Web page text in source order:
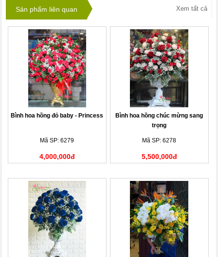
Sản phẩm liên quan Xem tất cả
Bình hoa hồng đỏ baby - Princess
Mã SP: 6279
4,000,000đ
Bình hoa hồng chúc mừng sang
trọng
Mã SP: 6278
5,500,000đ